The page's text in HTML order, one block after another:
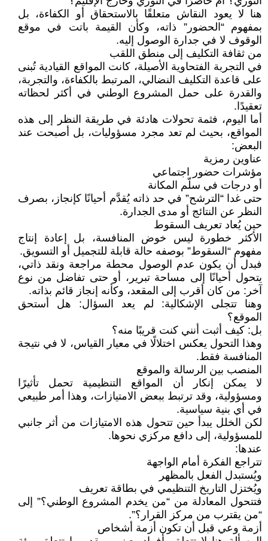
هنا لا يعود النقاش متعلقًا بالاستحقاق أو الكفاءة، بل
بمفهوم “الحضور” ذاته، وكأن القيمة باتت في موقع
الوقوف لا في جدارة الوصول إليه.
من ثقافة التكليف إلى منطق اللقب
في التجربة الفتحاوية الأصيلة، كانت المواقع القيادية تُبنى
على قاعدة التكليف النضالي، المرتبط بالكفاءة، والتجربة،
والقدرة على حمل المشروع الوطني في أكثر لحظاته
تعقيدًا.
أما اليوم، فثمة تحولات هادئة في طريقة النظر إلى هذه
المواقع، بحيث لم تعد مجرد مسؤوليات، بل أصبحت عند
البعض:
عناوين رمزية
مؤشرات حضور اجتماعي
أو درجات في سلّم المكانة
حتى غدا “الترشح” في حد ذاته يُقدَّم أحيانًا كإنجاز، بصرف
النظر عن النتائج أو مدى الجدارة.
حين يُعاد تعريف السقوط
الأكثر خطورة ليس خوض المنافسة، بل إعادة إنتاج
مفهوم “السقوط” بوصفه حالة قابلة للتجميل أو التسويق.
فبدل أن يكون عدم الوصول محطة مراجعة ونقد ذاتي،
يتحول أحيانًا إلى مساحة تبرير، أو حتى تفاضل من نوع
آخر: من كان أقرب إلى المقعد، وكأنه إنجاز قائم بذاته.
وهنا تتجلى الإشكالية: لم يعد السؤال: هل أستحق
الموقع؟
بل: كيف أثبت أنني كنت قريبًا منه؟
وهذا التحول يعكس اختلالًا في معيار القياس، لا في نتيجة
المنافسة فقط.
المنصب بين الرسالة والموقع
لا يمكن إنكار أن المواقع التنظيمية تحمل تأثيرًا
ومسؤولية، وقد ترتبط ببعض الامتيازات، وهذا أمر طبيعي
في أي بنية سياسية.
لكن الخلل يبدأ حين تتحول هذه الامتيازات من أثر جانبي
للمسؤولية، إلى دافع مركزي نحوها.
عندها:
تتراجع الفكرة أمام الواجهة
ويُستبدل الفعل بالمظهر
ويُختزل التاريخ التنظيمي في بطاقة تعريف
فتتحول المعادلة من “من يخدم المشروع الوطني؟” إلى
“من يقترب من مركز القرار؟”.
أزمة وعي قبل أن تكون أزمة أشخاص